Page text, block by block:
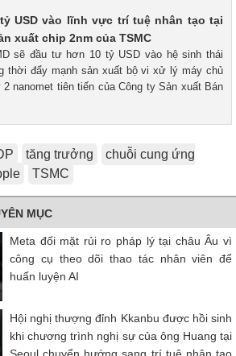
USD vào lĩnh vực trí tuệ nhân tạo tại
xuất chip 2nm của TSMC
sẽ đầu tư hơn 10 tỷ USD vào hệ sinh thái
thời đẩy mạnh sản xuất bộ vi xử lý máy chủ
nanomet tiên tiến của Công ty Sản xuất Bán
tăng trưởng
chuỗi cung ứng
TSMC
MỤC
Meta đối mặt rủi ro pháp lý tại châu Âu vì
công cụ theo dõi thao tác nhân viên để
huấn luyện AI
Hội nghị thượng đỉnh Kkanbu được hồi sinh
khi chương trình nghị sự của ông Huang tại
Seoul chuyển hướng sang trí tuệ nhân tạo